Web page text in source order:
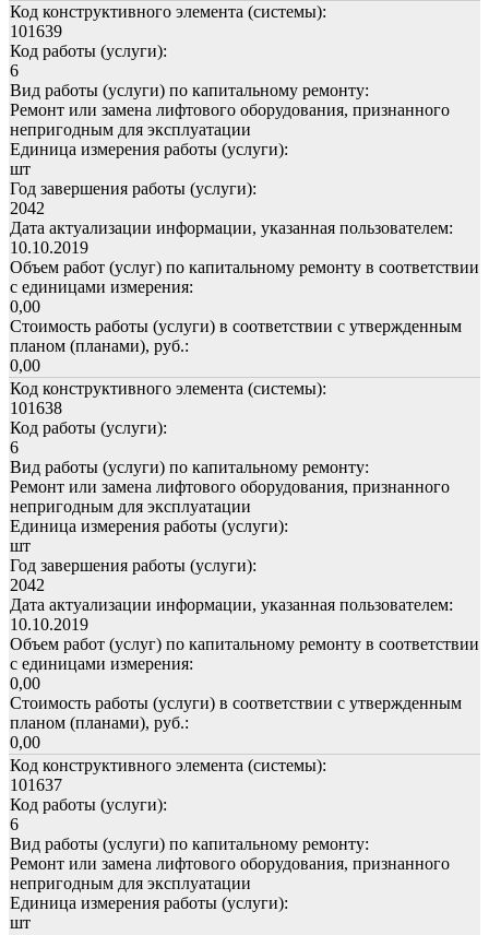
Код конструктивного элемента (системы):
101639
Код работы (услуги):
6
Вид работы (услуги) по капитальному ремонту:
Ремонт или замена лифтового оборудования, признанного
непригодным для эксплуатации
Единица измерения работы (услуги):
шт
Год завершения работы (услуги):
2042
Дата актуализации информации, указанная пользователем:
10.10.2019
Объем работ (услуг) по капитальному ремонту в соответствии
с единицами измерения:
0,00
Стоимость работы (услуги) в соответствии с утвержденным
планом (планами), руб.:
0,00
Код конструктивного элемента (системы):
101638
Код работы (услуги):
6
Вид работы (услуги) по капитальному ремонту:
Ремонт или замена лифтового оборудования, признанного
непригодным для эксплуатации
Единица измерения работы (услуги):
шт
Год завершения работы (услуги):
2042
Дата актуализации информации, указанная пользователем:
10.10.2019
Объем работ (услуг) по капитальному ремонту в соответствии
с единицами измерения:
0,00
Стоимость работы (услуги) в соответствии с утвержденным
планом (планами), руб.:
0,00
Код конструктивного элемента (системы):
101637
Код работы (услуги):
6
Вид работы (услуги) по капитальному ремонту:
Ремонт или замена лифтового оборудования, признанного
непригодным для эксплуатации
Единица измерения работы (услуги):
шт